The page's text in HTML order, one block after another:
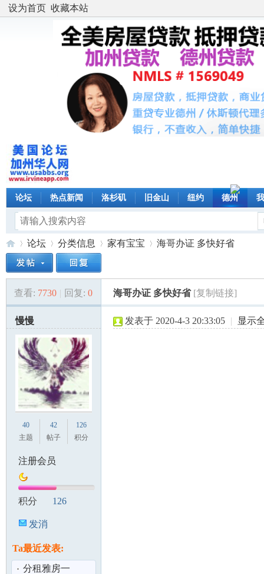
设为首页 收藏本站
论坛 热点新闻 洛杉矶 旧金山 纽约 德州
美»
论坛
›
分类信息 家有宝宝
›
海哥办证 多快好省
查看: 7730 | 回复: 0 海哥办证 多快好省 [复制链接]
慢慢
40
主题
42
帖子
126
积分
注册会员
积分 126
发消
Ta最近发表:
分租雅房一
发表于 2020-4-3 20:33:05 | 显示